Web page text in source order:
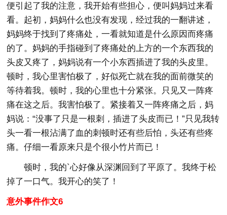
便引起了我的注意，我开始有些担心，便叫妈妈过来看
看。起初，妈妈什么也没有发现，经过我的一翻讲述，
妈妈终于找到了疼痛处，一看就知道是什么原因而疼痛
的了。妈妈的手指碰到了疼痛处的上方的一个东西我的
头皮又疼了，妈妈说有一个小东西插进了我的头皮里。
顿时，我心里害怕极了，好似死亡就在我的面前微笑的
等待着我。顿时，我的心里也十分紧张。只见又一阵疼
痛在这之后。我害怕极了。紧接着又一阵疼痛之后，妈
妈说：“没事了只是一根刺，插进了头皮而已！”只见我转
头一看一根沾满了血的刺顿时还有些后怕，头还有些疼
痛。仔细一看原来只是个很小竹片而已！
顿时，我的`心好像从深渊回到了平原了。我终于松
掉了一口气。我开心的笑了！
意外事件作文6